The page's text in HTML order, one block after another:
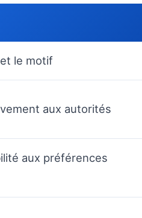
le motif
aux autorités
aux préférences